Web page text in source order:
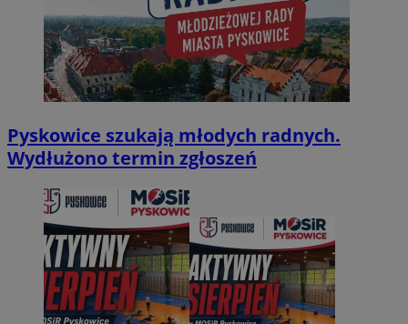
Pyskowice szukają młodych radnych.
Wydłużono termin zgłoszeń